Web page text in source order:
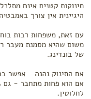
תינוקות קטנים אינם
היגיינית אין צורך
עם זאת, משפחות רבות
משום שהיא מסמנת מעבר
של בונדינג.
אם התינוק נהנה - אפשר
לחלוטין.